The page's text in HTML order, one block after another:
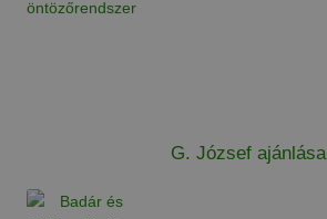
G. József ajánlása